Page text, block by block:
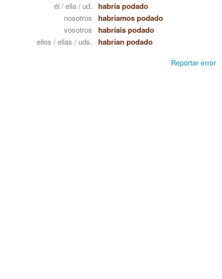
él / ella / ud. habría podado
nosotros habríamos podado
vosotros habríais podado
ellos / ellas / uds. habrían podado
Reportar error